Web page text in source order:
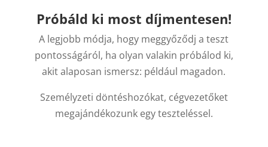
Próbáld ki most díjmentesen!
A legjobb módja, hogy meggyőződj a teszt
pontosságáról, ha olyan valakin próbálod ki,
akit alaposan ismersz: például magadon.
Személyzeti döntéshozókat, cégvezetőket
megajándékozunk egy teszteléssel.